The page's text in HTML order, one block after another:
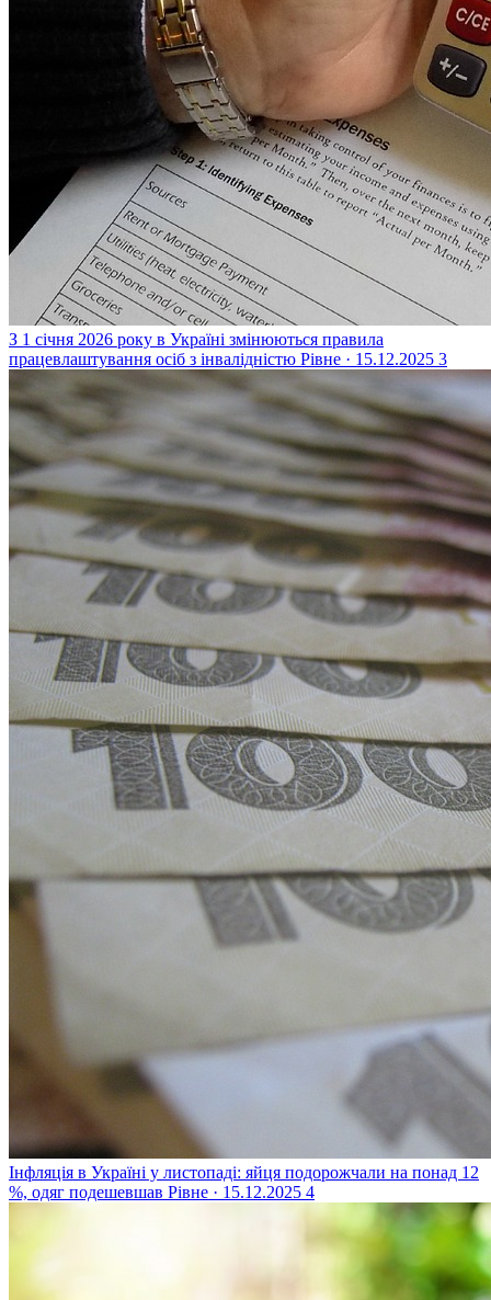
З 1 січня 2026 року в Україні змінюються правила
працевлаштування осіб з інвалідністю Рівне · 15.12.2025 3
Інфляція в Україні у листопаді: яйця подорожчали на понад 12
%, одяг подешевшав Рівне · 15.12.2025 4